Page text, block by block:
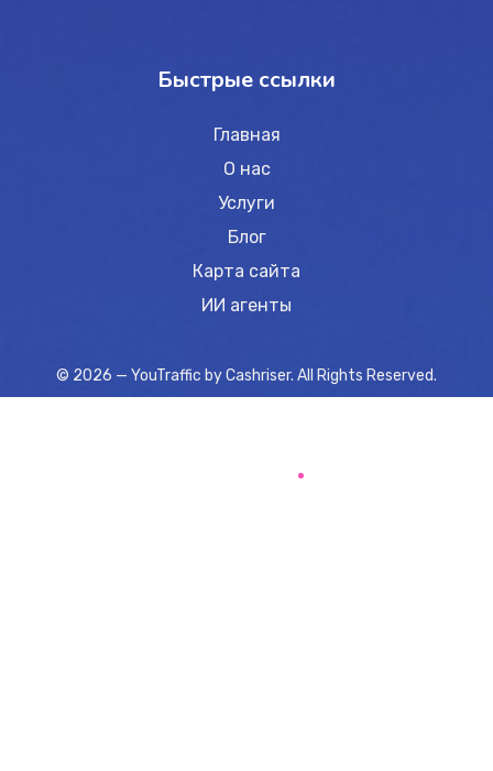
Быстрые ссылки
Главная
О нас
Услуги
Блог
Карта сайта
ИИ агенты
© 2026 — YouTraffic byCashriser. All Rights Reserved.